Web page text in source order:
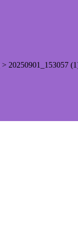
> 20250901_153057